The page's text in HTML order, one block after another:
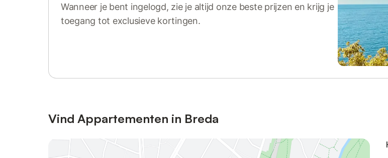
Wanneer je bent ingelogd, zie je altijd onze beste prijzen en krijg je
toegang tot exclusieve kortingen.
Vind Appartementen in Breda